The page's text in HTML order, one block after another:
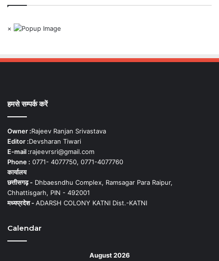
×
हमसे सम्पर्क करें
Owner :Rajeev Ranjan Srivastava
Editor :Devsharan Tiwari
E-mail :rajeevrsri@gmail.com
Phone : 0771- 4077750, 0771-4077760
कार्यालय
छत्तीसगढ़ - Dhbaesndhu Complex, Ramsagar Para Raipur,
Chhattisgarh, PIN - 492001
मध्यप्रदेश -ADARSH COLONY KATNI Dist.-KATNI
Calendar
August 2026